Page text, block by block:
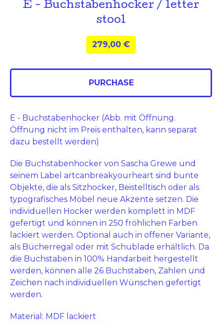
E - Buchstabenhocker / letter
stool
279,00 €
PURCHASE
E - Buchstabenhocker (Abb. mit Öffnung.
Öffnung nicht im Preis enthalten, kann separat
dazu bestellt werden)
Die Buchstabenhocker von Sascha Grewe und
seinem Label artcanbreakyourheart sind bunte
Objekte, die als Sitzhocker, Beistelltisch oder als
typografisches Möbel neue Akzente setzen. Die
individuellen Hocker werden komplett in MDF
gefertigt und können in 250 fröhlichen Farben
lackiert werden. Optional auch in offener Variante,
als Bücherregal oder mit Schublade erhältlich. Da
die Buchstaben in 100% Handarbeit hergestellt
werden, können alle 26 Buchstaben, Zahlen und
Zeichen nach individuellen Wünschen gefertigt
werden.
Material: MDF lackiert